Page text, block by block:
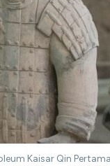
Kaisar Qin